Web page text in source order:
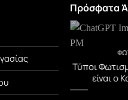
Πρόσφατα
Τύποι
είναι ο
PPF! Η Αόρατη
σου.